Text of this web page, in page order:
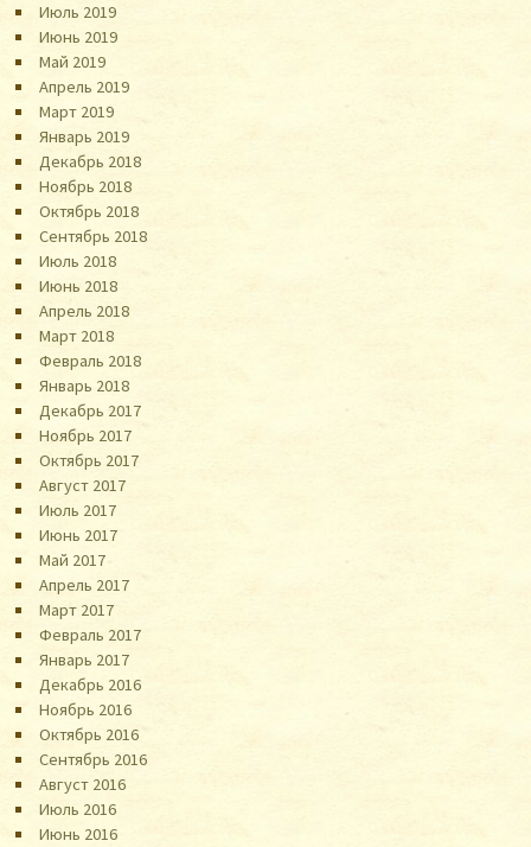
Июль 2019
Июнь 2019
Май 2019
Апрель 2019
Март 2019
Январь 2019
Декабрь 2018
Ноябрь 2018
Октябрь 2018
Сентябрь 2018
Июль 2018
Июнь 2018
Апрель 2018
Март 2018
Февраль 2018
Январь 2018
Декабрь 2017
Ноябрь 2017
Октябрь 2017
Август 2017
Июль 2017
Июнь 2017
Май 2017
Апрель 2017
Март 2017
Февраль 2017
Январь 2017
Декабрь 2016
Ноябрь 2016
Октябрь 2016
Сентябрь 2016
Август 2016
Июль 2016
Июнь 2016